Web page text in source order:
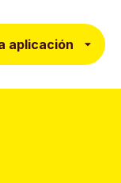
aplicación